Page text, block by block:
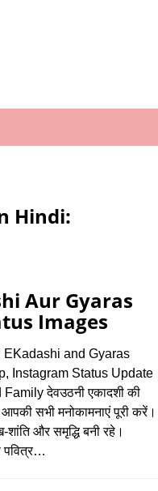
Hindi:
Aur Gyaras
Images
and Gyaras
Instagram Status Update
देवउठनी एकादशी की
सभी मनोकामनाएं पूरी करें।
और समृद्धि बनी रहे।